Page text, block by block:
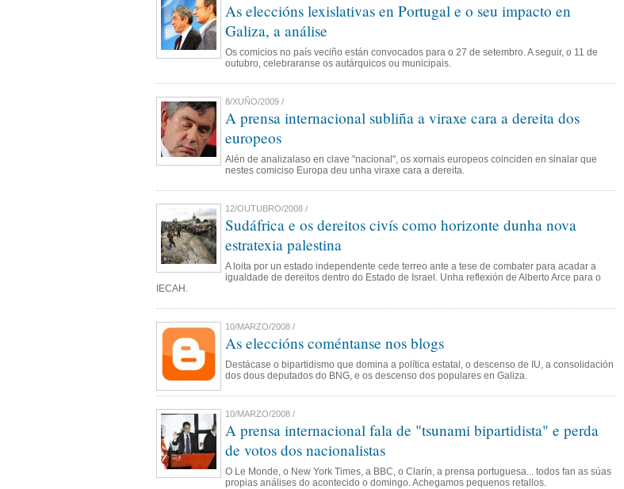
As eleccións lexislativas en Portugal e o seu impacto en
Galiza, a análise
Os comicios no país veciño están convocados para o 27 de setembro. A seguir, o 11 de
outubro, celebraranse os autárquicos ou municipais.
8/XUÑO/2009 /
A prensa internacional subliña a viraxe cara a dereita dos
europeos
Alén de analizalaso en clave "nacional", os xornais europeos coinciden en sinalar que
nestes comiciso Europa deu unha viraxe cara a dereita.
12/OUTUBRO/2008 /
Sudáfrica e os dereitos civís como horizonte dunha nova
estratexia palestina
A loita por un estado independente cede terreo ante a tese de combater para acadar a
igualdade de dereitos dentro do Estado de Israel. Unha reflexión de Alberto Arce para o
IECAH.
10/MARZO/2008 /
As eleccións coméntanse nos blogs
Destácase o bipartidismo que domina a política estatal, o descenso de IU, a consolidación
dos dous deputados do BNG, e os descenso dos populares en Galiza.
10/MARZO/2008 /
A prensa internacional fala de "tsunami bipartidista" e perda
de votos dos nacionalistas
O Le Monde, o New York Times, a BBC, o Clarín, a prensa portuguesa... todos fan as súas
propias análises do acontecido o domingo. Achegamos pequenos retallos.